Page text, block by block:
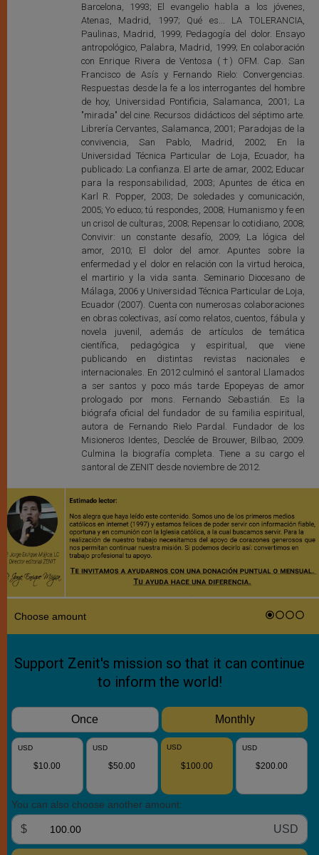
Barcelona, 1993; El evangelio habla a los jóvenes,
Atenas, Madrid, 1997; Qué es... LA TOLERANCIA,
Paulinas, Madrid, 1999; Pedagogía del dolor. Ensayo
antropológico, Palabra, Madrid, 1999; En colaboración
con Enrique Rivera de Ventosa (†) OFM. Cap. San
Francisco de Asís y Fernando Rielo: Convergencias.
Respuestas desde la fe a los interrogantes del hombre
de hoy, Universidad Pontificia, Salamanca, 2001; La
"mirada" del cine. Recursos didácticos del séptimo arte.
Librería Cervantes, Salamanca, 2001; Paradojas de la
convivencia, San Pablo, Madrid, 2002; En la
Universidad Técnica Particular de Loja, Ecuador, ha
publicado: La confianza. El arte de amar, 2002; Educar
para la responsabilidad, 2003; Apuntes de ética en
Karl R. Popper, 2003; De soledades y comunicación,
2005; Yo educo; tú respondes, 2008; Humanismo y fe en
un crisol de culturas, 2008; Repensar lo cotidiano, 2008;
Convivir: un constante desafío, 2009; La lógica del
amor, 2010; El dolor del amor. Apuntes sobre la
enfermedad y el dolor en relación con la virtud heroica,
el martirio y la vida santa. Seminario Diocesano de
Málaga, 2006 y Universidad Técnica Particular de Loja,
Ecuador (2007). Cuenta con numerosas colaboraciones
en obras colectivas, así como relatos, cuentos, fábula y
novela juvenil, además de artículos de temática
científica, pedagógica y espiritual, que viene
publicando en distintas revistas nacionales e
internacionales. En 2012 culminó el santoral Llamados
a ser santos y poco más tarde Epopeyas de amor
prologado por mons. Fernando Sebastián. Es la
biógrafa oficial del fundador de su familia espiritual,
autora de Fernando Rielo Pardal. Fundador de los
Misioneros Identes, Desclée de Brouwer, Bilbao, 2009.
Culmina la biografía completa. Tiene a su cargo el
santoral de ZENIT desde noviembre de 2012.